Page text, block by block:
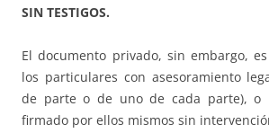
SIN TESTIGOS.
El documento privado, sin embargo,
los particulares con asesoramiento
de parte o de uno de cada parte), o
firmado por ellos mismos sin